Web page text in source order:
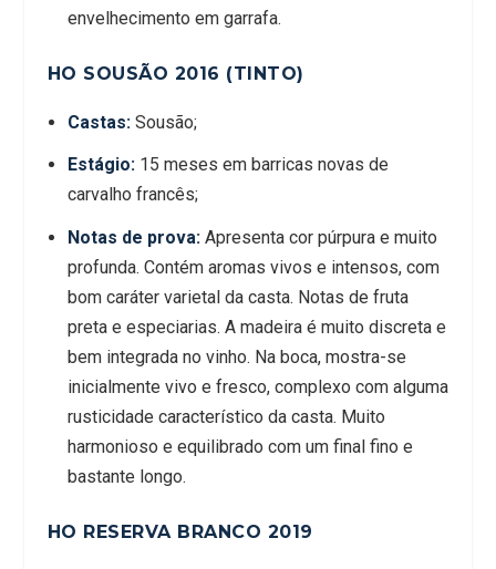
envelhecimento em garrafa.
HO SOUSÃO 2016 (TINTO)
Castas:Sousão;
Estágio:15 meses em barricas novas de
carvalho francês;
Notas de prova:Apresenta cor púrpura e muito
profunda. Contém aromas vivos e intensos, com
bom caráter varietal da casta. Notas de fruta
preta e especiarias. A madeira é muito discreta e
bem integrada no vinho. Na boca, mostra-se
inicialmente vivo e fresco, complexo com alguma
rusticidade característico da casta. Muito
harmonioso e equilibrado com um final fino e
bastante longo.
HO RESERVA BRANCO 2019